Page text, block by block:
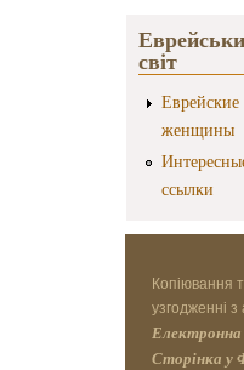
світ
Еврейские
женщины
ссылки
Копіювання
узгодженні з
Електронна
Сторінка у